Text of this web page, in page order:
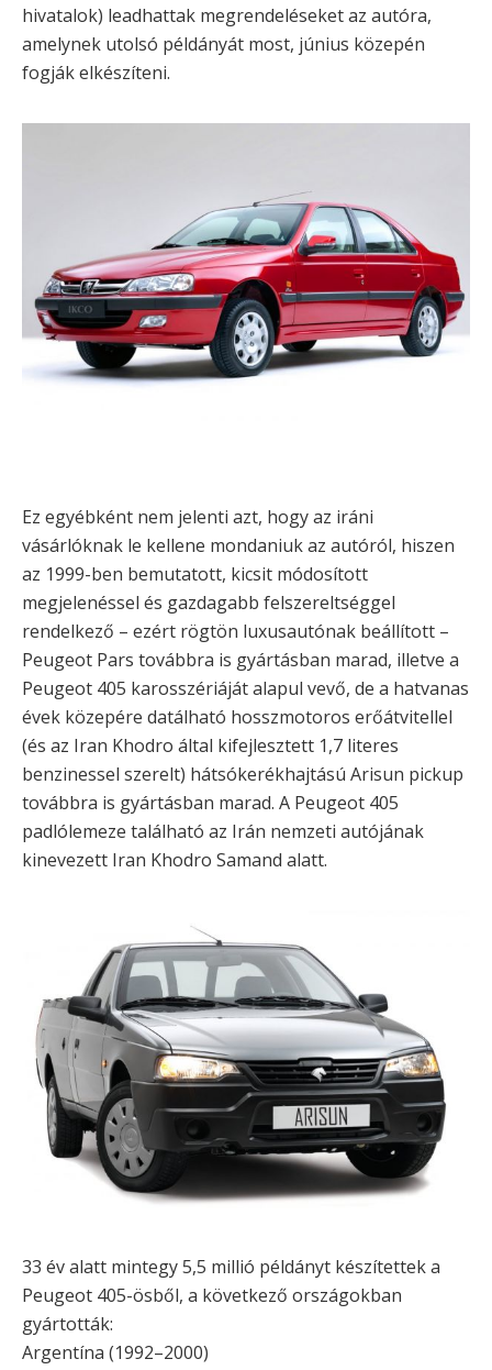
hivatalok) leadhattak megrendeléseket az autóra,
amelynek utolsó példányát most, június közepén
fogják elkészíteni.
Ez egyébként nem jelenti azt, hogy az iráni
vásárlóknak le kellene mondaniuk az autóról, hiszen
az 1999-ben bemutatott, kicsit módosított
megjelenéssel és gazdagabb felszereltséggel
rendelkező – ezért rögtön luxusautónak beállított –
Peugeot Pars továbbra is gyártásban marad, illetve a
Peugeot 405 karosszériáját alapul vevő, de a hatvanas
évek közepére datálható hosszmotoros erőátvitellel
(és az Iran Khodro által kifejlesztett 1,7 literes
benzinessel szerelt) hátsókerékhajtású Arisun pickup
továbbra is gyártásban marad. A Peugeot 405
padlólemeze található az Irán nemzeti autójának
kinevezett Iran Khodro Samand alatt.
33 év alatt mintegy 5,5 millió példányt készítettek a
Peugeot 405-ösből, a következő országokban
gyártották:
Argentína (1992–2000)